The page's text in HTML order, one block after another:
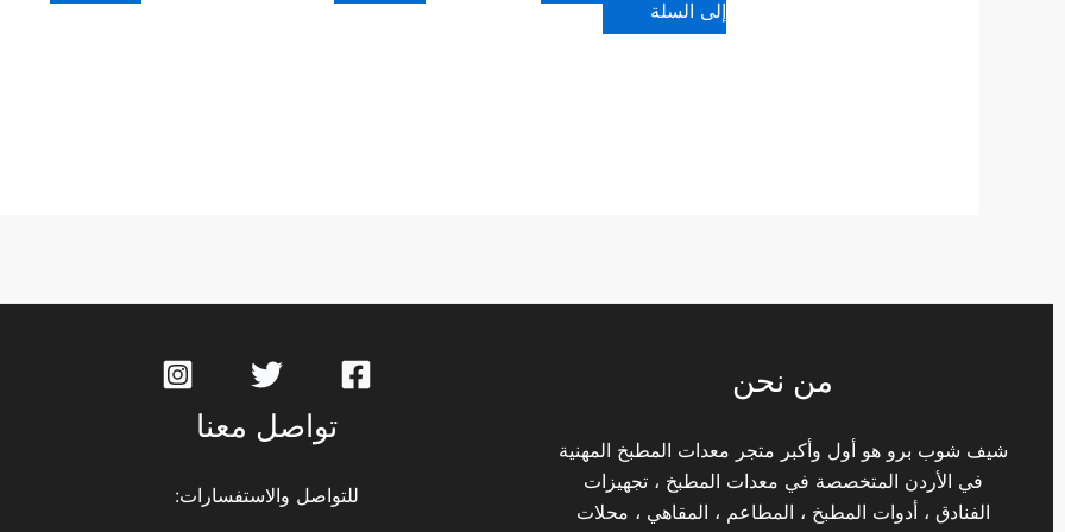
إلى السلة
من نحن
شيف شوب برو هو أول وأكبر متجر معدات المطبخ المهنية
في الأردن المتخصصة في معدات المطبخ ، تجهيزات
الفنادق ، أدوات المطبخ ، المطاعم ، المقاهي ، محلات
تواصل معنا
للتواصل والاستفسارات: